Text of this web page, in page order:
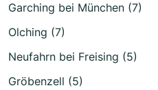
Garching bei München (7)
Olching (7)
Neufahrn bei Freising (5)
Gröbenzell (5)